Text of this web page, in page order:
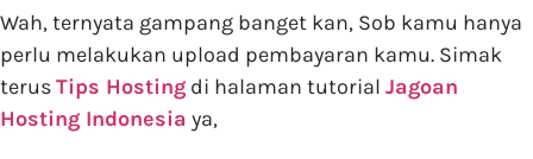
Wah, ternyata gampang banget kan, Sob kamu hanya
perlu melakukan upload pembayaran kamu. Simak
terusTips Hosting di halaman tutorial Jagoan
Hosting Indonesia ya,